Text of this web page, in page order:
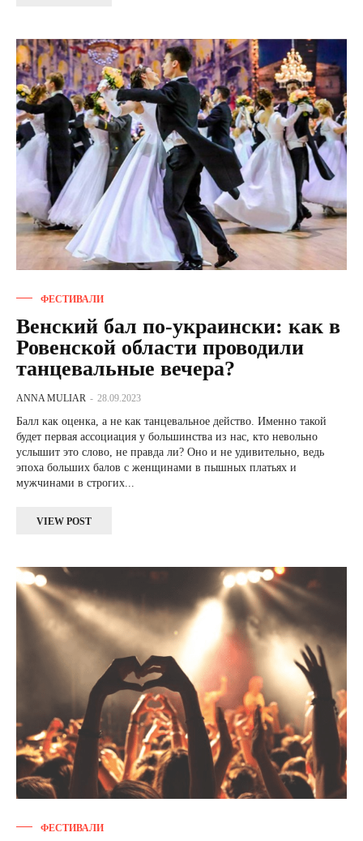
ФЕСТИВАЛИ
Венский бал по-украински: как в
Ровенской области проводили
танцевальные вечера?
ANNA MULIAR - 28.09.2023
Балл как оценка, а не как танцевальное действо. Именно такой
будет первая ассоциация у большинства из нас, кто невольно
услышит это слово, не правда ли? Оно и не удивительно, ведь
эпоха больших балов с женщинами в пышных платьях и
мужчинами в строгих...
VIEW POST
ФЕСТИВАЛИ